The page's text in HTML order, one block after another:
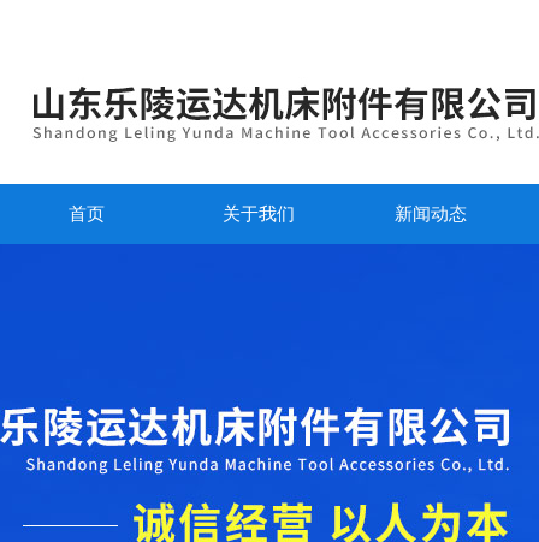
首页 关于我们 新闻动态